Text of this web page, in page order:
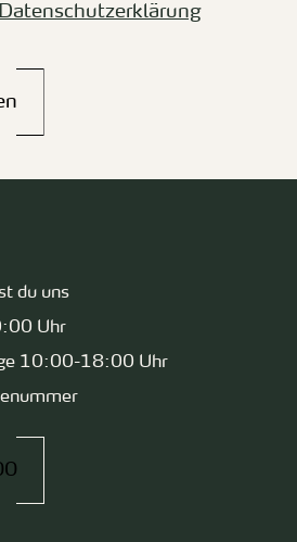
Datenschutzerklärung
du uns
Uhr
10:00-18:00 Uhr